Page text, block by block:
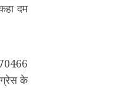
दम
ंग्रेस के